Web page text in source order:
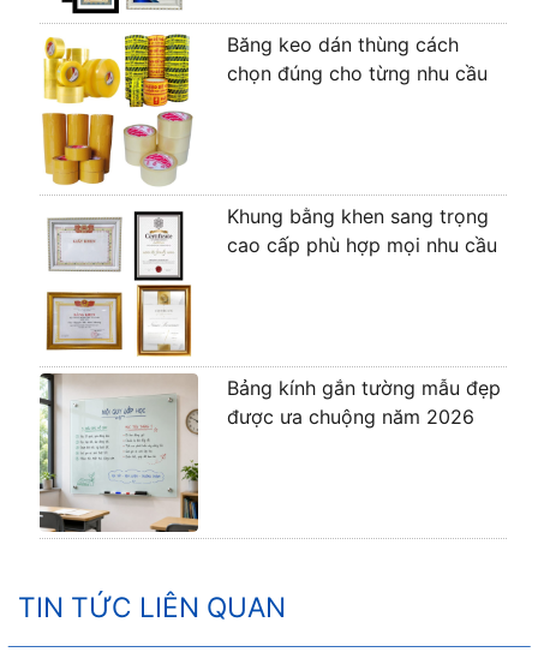
Băng keo dán thùng cách
chọn đúng cho từng nhu cầu
Khung bằng khen sang trọng
cao cấp phù hợp mọi nhu cầu
Bảng kính gắn tường mẫu đẹp
được ưa chuộng năm 2026
TIN TỨC LIÊN QUAN